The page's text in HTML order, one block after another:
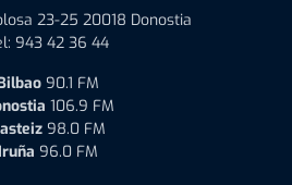
23-25 20018 Donostia
943 42 36 44
90.1 FM
106.9 FM
98.0 FM
Iruña 96.0 FM